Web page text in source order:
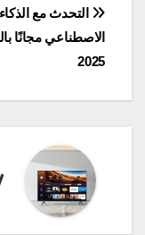
تصفّح
المقالات
التحدث مع الذكاء
الاصطناعي مجانًا
2025